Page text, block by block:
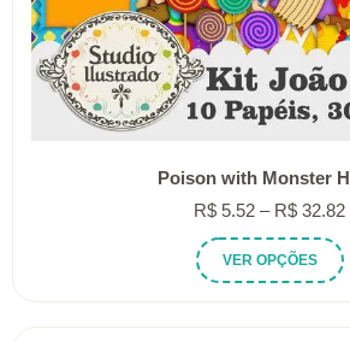
Poison with Monster
R$ 5.52 – R$ 32.82
VER OPÇÕES